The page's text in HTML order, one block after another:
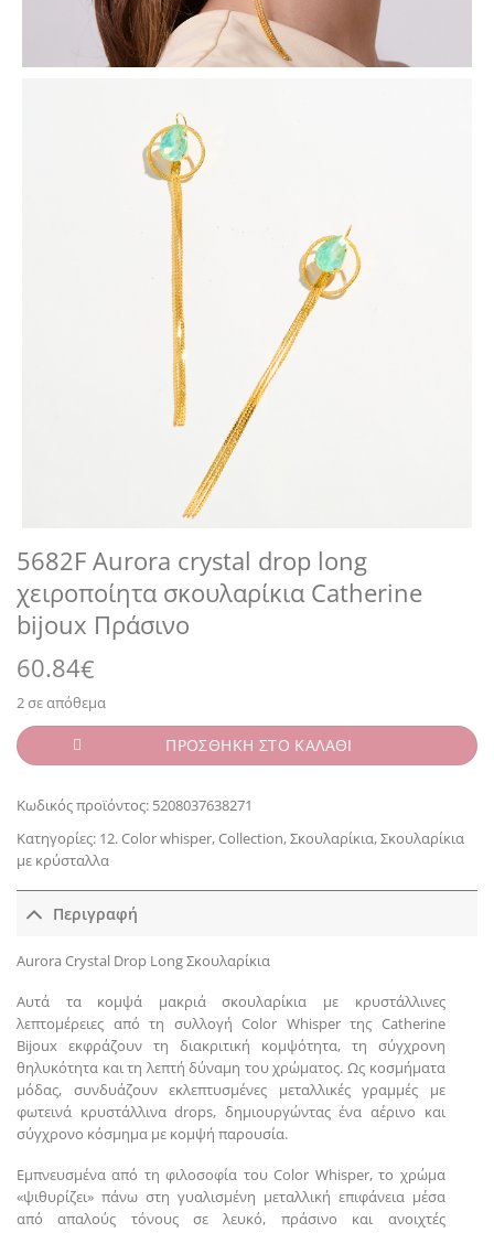
5682F Aurora crystal drop long
χειροποίητα σκουλαρίκια Catherine
bijoux Πράσινο
60.84€
2 σε απόθεμα
ΠΡΟΣΘΗΚΗ ΣΤΟ ΚΑΛΑΘΙ
Κωδικός προϊόντος: 5208037638271
Κατηγορίες: 12. Color whisper,Collection,Σκουλαρίκια,Σκουλαρίκια
με κρύσταλλα
Περιγραφή
Aurora Crystal Drop Long Σκουλαρίκια
Αυτά τα κομψά μακριά σκουλαρίκια με κρυστάλλινες
λεπτομέρειες από τη συλλογή Color Whisper της Catherine
Bijoux εκφράζουν τη διακριτική κομψότητα, τη σύγχρονη
θηλυκότητα και τη λεπτή δύναμη του χρώματος. Ως κοσμήματα
μόδας, συνδυάζουν εκλεπτυσμένες μεταλλικές γραμμές με
φωτεινά κρυστάλλινα drops, δημιουργώντας ένα αέρινο και
σύγχρονο κόσμημα με κομψή παρουσία.
Εμπνευσμένα από τη φιλοσοφία του Color Whisper, το χρώμα
«ψιθυρίζει» πάνω στη γυαλισμένη μεταλλική επιφάνεια μέσα
από απαλούς τόνους σε λευκό, πράσινο και ανοιχτές